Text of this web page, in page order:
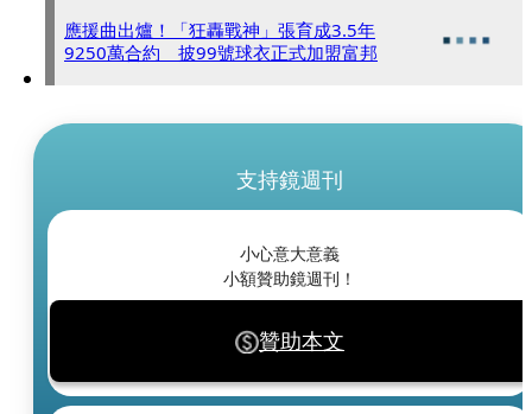
應援曲出爐！「狂轟戰神」張育成3.5年
9250萬合約 披99號球衣正式加盟富邦
支持鏡週刊
小心意大意義
小額贊助鏡週刊！
贊助本文